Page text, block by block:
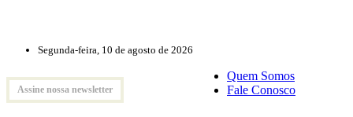
Segunda-feira, 10 de agosto de 2026
Assine nossa newsletter
Quem Somos
Fale Conosco